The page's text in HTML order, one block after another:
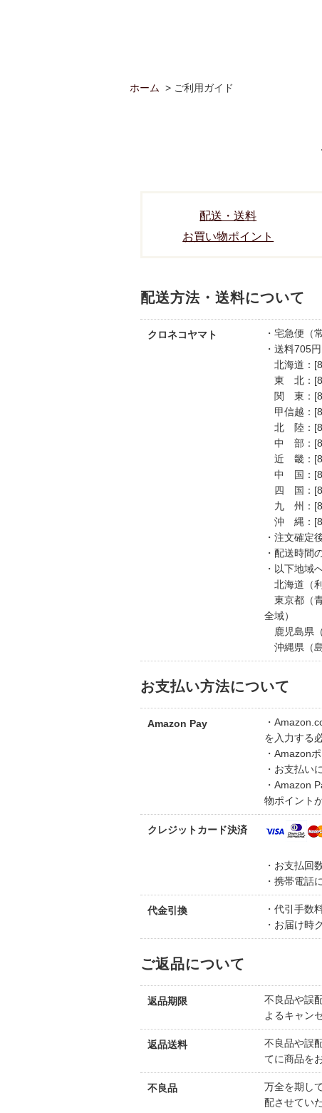
ホーム > ご利用ガイド
配送・送料
お買い物ポイント
配送方法・送料について
クロネコヤマト
・宅急便（
・送料705
北海道：
東 北：
関 東：
甲信越：
北 陸：
中 部：
近 畿：
中 国：
四 国：
九 州：
沖 縄：
・注文確定
・配送時間
・以下地域
北海道（
東京都（
全域）
鹿児島県
沖縄県（
お支払い方法について
Amazon Pay
・
を入力する
・Amazon
・お支払い
・Amazon
物ポイント
クレジットカード決済
・お支払回
・携帯電話
代金引換
・代引手数
・お届け時
ご返品について
返品期限
不良品や誤
よるキャン
返品送料
不良品や誤
てに商品を
不良品
万全を期し
配させてい